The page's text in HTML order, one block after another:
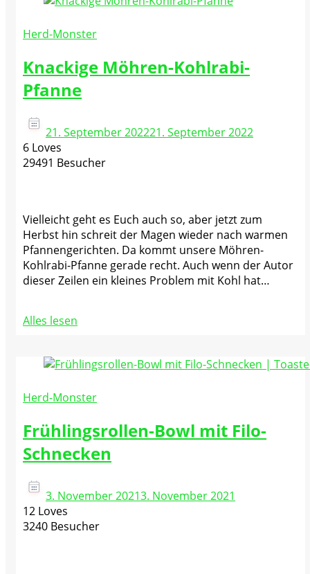
Herd-Monster
Knackige Möhren-Kohlrabi-
Pfanne
21. September 202221. September 2022
6 Loves
29491 Besucher
Vielleicht geht es Euch auch so, aber jetzt zum
Herbst hin schreit der Magen wieder nach warmen
Pfannengerichten. Da kommt unsere Möhren-
Kohlrabi-Pfanne gerade recht. Auch wenn der Autor
dieser Zeilen ein kleines Problem mit Kohl hat…
Alles lesen
Herd-Monster
Frühlingsrollen-Bowl mit Filo-
Schnecken
3. November 20213. November 2021
12 Loves
3240 Besucher